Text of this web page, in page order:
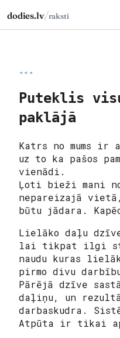
dodies.lv/raksti
◂◂◂
Puteklis
paklājā
Katrs no mums
uz to ka pašos
vienādi.
Ļoti bieži mani
nepareizajā
būtu jādara.
Lielāko daļu
lai tikpat ilgi
naudu kuras
pirmo divu
Pārējā dzīve
daļiņu, un
darbaskudra.
Atpūta ir tikai